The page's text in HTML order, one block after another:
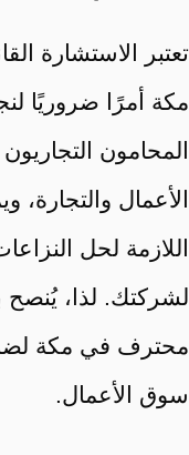
تعتبر الاستشارة
مكة أمرًا ضروريًا
المحامون
الأعمال والتجارة،
اللازمة لحل
لشركتك. لذا، يُنصح
محترف في مكة
سوق الأعمال.